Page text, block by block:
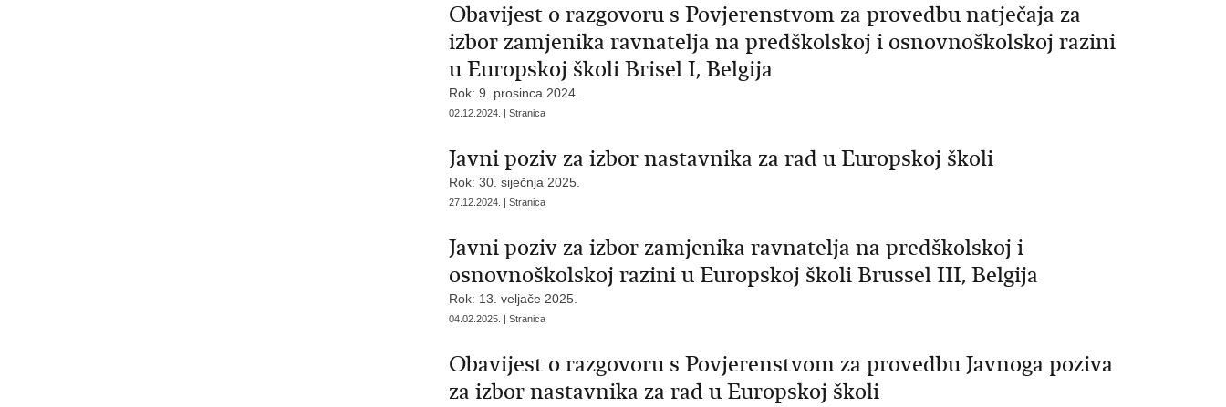
Obavijest o razgovoru s Povjerenstvom za provedbu natječaja za
izbor zamjenika ravnatelja na predškolskoj i osnovnoškolskoj razini
u Europskoj školi Brisel I, Belgija
Rok: 9. prosinca 2024.
02.12.2024. | Stranica
Javni poziv za izbor nastavnika za rad u Europskoj školi
Rok: 30. siječnja 2025.
27.12.2024. | Stranica
Javni poziv za izbor zamjenika ravnatelja na predškolskoj i
osnovnoškolskoj razini u Europskoj školi Brussel III, Belgija
Rok: 13. veljače 2025.
04.02.2025. | Stranica
Obavijest o razgovoru s Povjerenstvom za provedbu Javnoga poziva
za izbor nastavnika za rad u Europskoj školi